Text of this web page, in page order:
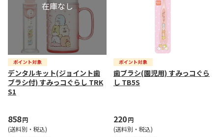
デンタルキット(ジョイント歯
ブラシ付) すみっコぐらし TRK
S1
858円
(送料別・税込)
歯ブラシ(園児用) すみっコぐら
し TB5S
220円
(送料別・税込)